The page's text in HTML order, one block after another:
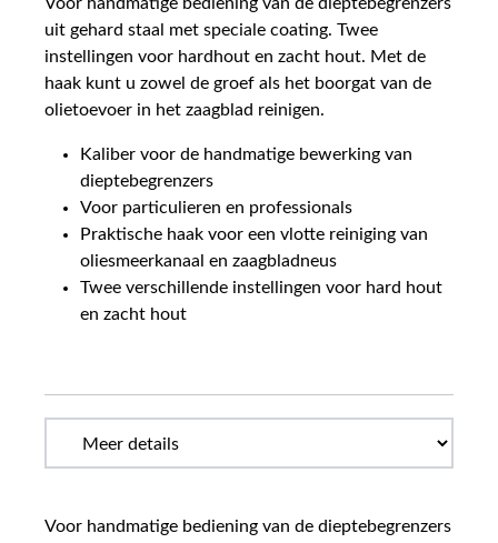
Voor handmatige bediening van de dieptebegrenzers
uit gehard staal met speciale coating. Twee
instellingen voor hardhout en zacht hout. Met de
haak kunt u zowel de groef als het boorgat van de
olietoevoer in het zaagblad reinigen.
Kaliber voor de handmatige bewerking van
dieptebegrenzers
Voor particulieren en professionals
Praktische haak voor een vlotte reiniging van
oliesmeerkanaal en zaagbladneus
Twee verschillende instellingen voor hard hout
en zacht hout
Voor handmatige bediening van de dieptebegrenzers